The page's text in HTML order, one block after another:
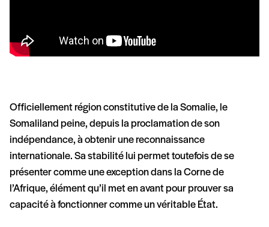
Officiellement région constitutive de la Somalie, le
Somaliland peine, depuis la proclamation de son
indépendance, à obtenir une reconnaissance
internationale. Sa stabilité lui permet toutefois de se
présenter comme une exception dans la Corne de
l’Afrique, élément qu’il met en avant pour prouver sa
capacité à fonctionner comme un véritable État.